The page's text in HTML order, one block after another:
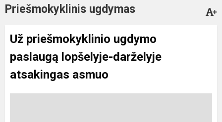
Priešmokyklinis ugdymas
Už priešmokyklinio ugdymo
paslaugą lopšelyje-darželyje
atsakingas asmuo